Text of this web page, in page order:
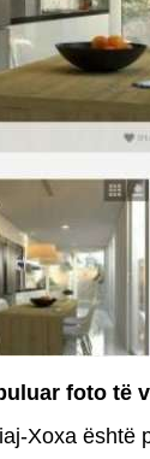
foto të
Xoxa